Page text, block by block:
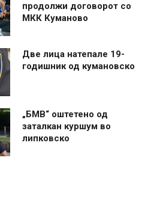
продолжи договорот со
МКК Куманово
Две лица натепале 19-
годишник од кумановско
„БМВ“ оштетено од
заталкан куршум во
липковско